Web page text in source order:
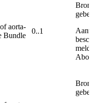
aorta-
Bundle
0..1
Bron
Bron